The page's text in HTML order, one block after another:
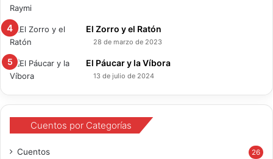
El Zorro y el Ratón
28 de marzo de 2023
El Páucar y la Víbora
13 de julio de 2024
Cuentos por Categorías
Cuentos 26